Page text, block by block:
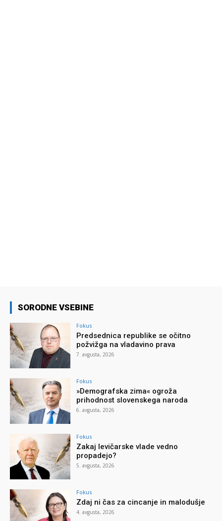
SORODNE VSEBINE
Fokus
Predsednica republike se očitno
požvižga na vladavino prava
7. avgusta, 2026
Fokus
»Demografska zima« ogroža
prihodnost slovenskega naroda
6. avgusta, 2026
Fokus
Zakaj levičarske vlade vedno
propadejo?
5. avgusta, 2026
Fokus
Zdaj ni čas za cincanje in malodušje
4. avgusta, 2026